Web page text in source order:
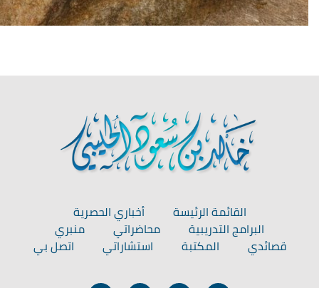
القائمة الرئيسة
أخباري الحصرية
البرامج التدريبية
محاضراتي
منبري
قصائدي
المكتبة استشاراتي اتصل بي